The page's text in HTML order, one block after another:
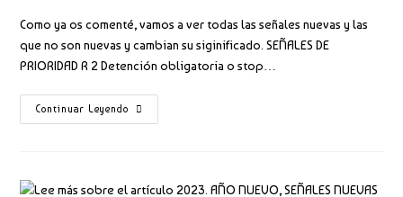
la
entrada:
Como ya os comenté, vamos a ver todas las señales nuevas y las
que no son nuevas y cambian su siginificado. SEÑALES DE
PRIORIDAD R 2 Detención obligatoria o stop…
Continuar Leyendo
NUEVAS
SEÑALES